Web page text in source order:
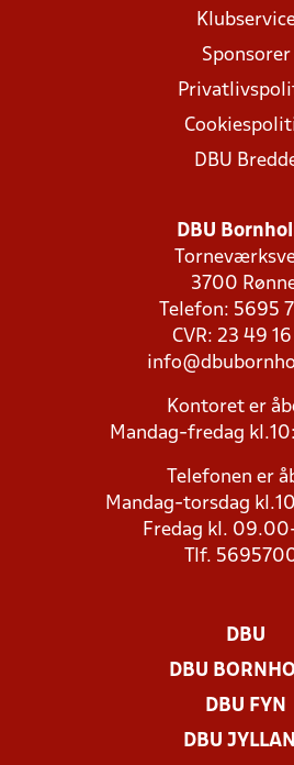
Sponsorer
DBU
DBU
3700
Telefon: 5695
CVR: 23 49 16
Kontoret er
Mandag-fredag
Telefonen er
Mandag-torsdag
Fredag kl.
Tlf.
DBU
DBU
DBU FYN
DBU